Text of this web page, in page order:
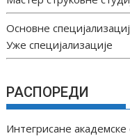
Основне
Уже специјализације
РАСПОРЕДИ
Интегрисане академске